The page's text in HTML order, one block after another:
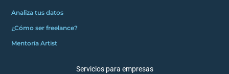
Analiza tus datos
¿Cómo ser freelance?
Mentoría Artist
Servicios para empresas